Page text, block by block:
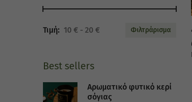
Φιλτράρισμα
10 € 20 €
Best sellers
Αρωματικό φυτικό κερί
σόγιας